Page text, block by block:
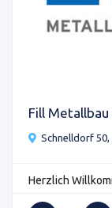
Fill Metallbau
Schnelldorf 50,
Herzlich